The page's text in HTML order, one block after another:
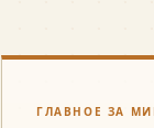
ГЛАВНОЕ ЗА